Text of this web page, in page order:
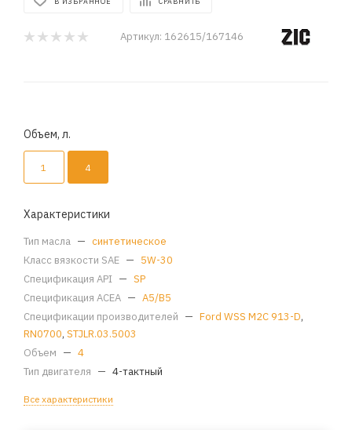
Артикул: 162615/167146
Объем, л.
1 4
Характеристики
Тип масла — синтетическое
Класс вязкости SAE — 5W-30
Спецификация API — SP
Спецификация ACEA — A5/B5
Спецификации производителей — Ford WSS M2C 913-D,
RN0700, STJLR.03.5003
Объем — 4
Тип двигателя — 4-тактный
Все характеристики